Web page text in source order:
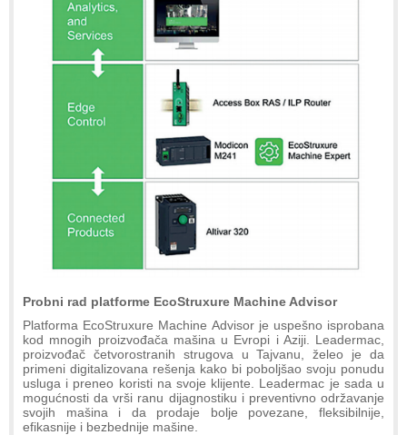
Probni rad platforme EcoStruxure Machine Advisor
Platforma EcoStruxure Machine Advisor je uspešno isprobana
kod mnogih proizvođača mašina u Evropi i Aziji. Leadermac,
proizvođač četvorostranih strugova u Tajvanu, želeo je da
primeni digitalizovana rešenja kako bi poboljšao svoju ponudu
usluga i preneo koristi na svoje klijente. Leadermac je sada u
mogućnosti da vrši ranu dijagnostiku i preventivno održavanje
svojih mašina i da prodaje bolje povezane, fleksibilnije,
efikasnije i bezbednije mašine.